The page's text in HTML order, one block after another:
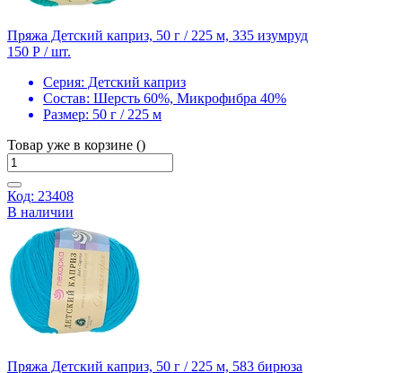
Пряжа Детский каприз, 50 г / 225 м, 335 изумруд
150 Р / шт.
Серия: Детский каприз
Состав: Шерсть 60%, Микрофибра 40%
Размер: 50 г / 225 м
Товар уже в корзине ()
Код: 23408
В наличии
Пряжа Детский каприз, 50 г / 225 м, 583 бирюза